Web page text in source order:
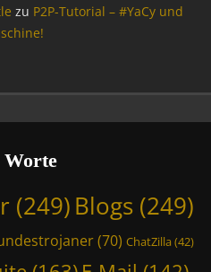
zu P2P-Tutorial – #YaCy und
(249) Blogs(249)
(70) ChatZilla(42)